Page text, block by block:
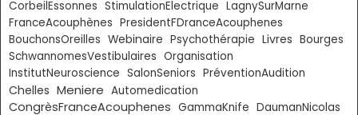
CorbeilEssonnes StimulationElectrique LagnySurMarne
FranceAcouphènes PresidentFDranceAcouphenes
BouchonsOreilles Webinaire Psychothérapie Livres Bourges
SchwannomesVestibulaires Organisation
InstitutNeuroscience SalonSeniors PréventionAudition
Chelles Meniere Automedication
CongrèsFranceAcouphenes GammaKnife DaumanNicolas